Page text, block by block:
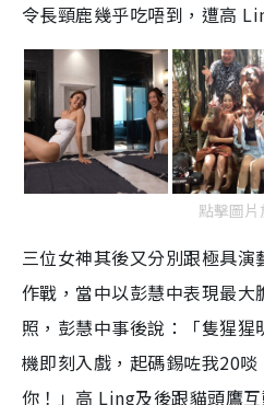
令長頸鹿幾乎吃唔到，遭高
點擊圖片
三位女神其後又分別跟極具
作戰，當中以彭慧中表現最
照，彭慧中事後說：「隻猩
機即刻入戲，起碼錫咗我20
你！」高 Ling及後跟貓頭鷹